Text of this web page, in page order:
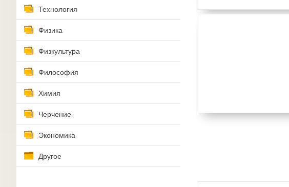
Технология
Физика
Физкультура
Философия
Химия
Черчение
Экономика
Другое